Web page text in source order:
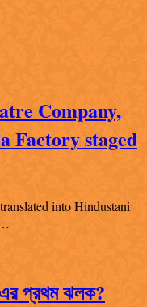
Company,
Factory staged
into Hindustani
এর প্রথম ঝলক?